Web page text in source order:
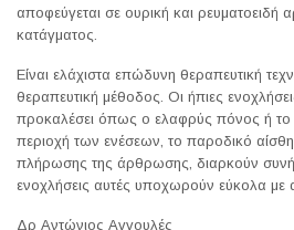
αποφεύγεται σε ουρική και ρευματοειδή
κατάγματος.
Είναι ελάχιστα επώδυνη θεραπευτική
θεραπευτική μέθοδος. Οι ήπιες
προκαλέσει όπως ο ελαφρύς πόνος ή το
περιοχή των ενέσεων, το παροδικό
πλήρωσης της άρθρωσης, διαρκούν
ενοχλήσεις αυτές υποχωρούν εύκολα με
Δρ Αντώνιος Αγγουλές